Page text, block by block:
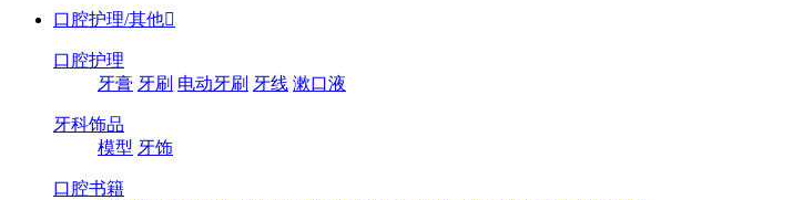
口腔护理/其他
口腔护理
牙膏 牙刷 电动牙刷 牙线 漱口液
牙科饰品
模型 牙饰
口腔书籍